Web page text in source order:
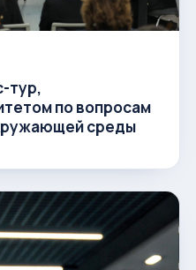
тур,
по вопросам
среды